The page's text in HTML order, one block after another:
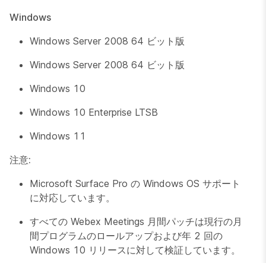
Windows
Windows Server 2008 64 ビット版
Windows Server 2008 64 ビット版
Windows 10
Windows 10 Enterprise LTSB
Windows 11
注意:
Microsoft Surface Pro の Windows OS サポート
に対応しています。
すべての Webex Meetings 月間パッチは現行の月
間プログラムのロールアップおよび年 2 回の
Windows 10 リリースに対して検証しています。